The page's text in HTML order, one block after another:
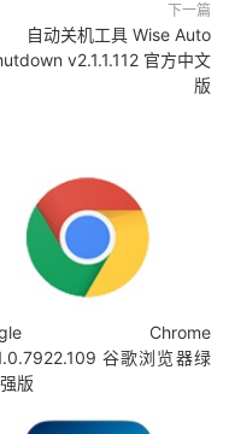
下一篇
自动关机工具 Wise Auto
v2.1.1.112 官方中文
版
Chrome
谷歌浏览器绿
版